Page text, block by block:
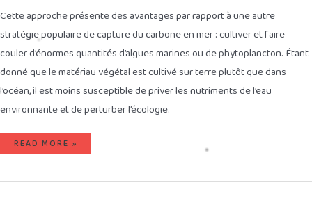
Cette approche présente des avantages par rapport à une autre
stratégie populaire de capture du carbone en mer : cultiver et faire
couler d’énormes quantités d’algues marines ou de phytoplancton. Étant
donné que le matériau végétal est cultivé sur terre plutôt que dans
l’océan, il est moins susceptible de priver les nutriments de l’eau
environnante et de perturber l’écologie.
READ MORE »